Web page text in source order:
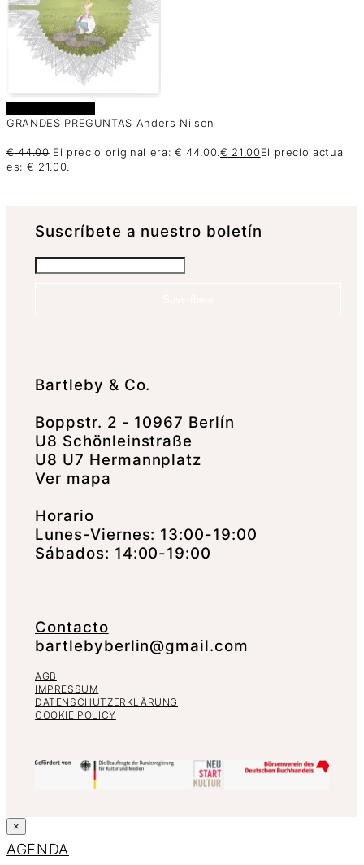
GRANDES PREGUNTAS Anders Nilsen
€44.00 El precio original era: € 44.00.€ 21.00El precio actual
es: € 21.00.
Suscrí­bete a nuestro boletín
Bartleby & Co.
Boppstr. 2 - 10967 Berlín
U8 Schönleinstraße
U8 U7 Hermannplatz
Ver mapa
Horario
Lunes-Viernes: 13:00-19:00
Sábados: 14:00-19:00
Contacto
bartlebyberlin@gmail.com
AGB
IMPRESSUM
DATENSCHUTZERKLÄRUNG
COOKIE POLICY
×
AGENDA